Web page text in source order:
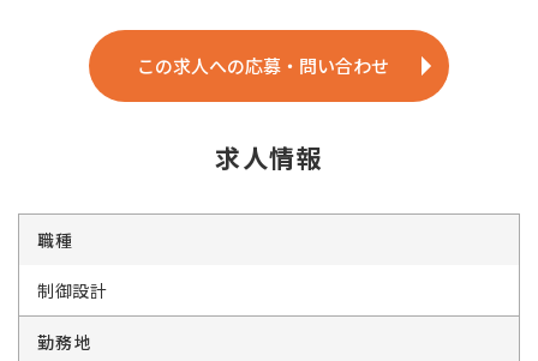
この求人への応募・問い合わせ
求人情報
職種
制御設計
勤務地